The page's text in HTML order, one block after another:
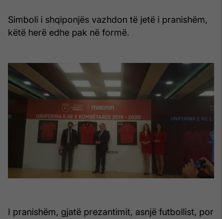
Simboli i shqiponjës vazhdon të jetë i pranishëm,
këtë herë edhe pak në formë.
I pranishëm, gjatë prezantimit, asnjë futbollist, por